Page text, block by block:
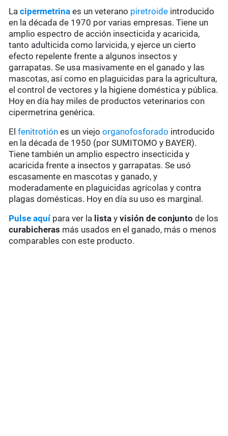
Lacipermetrinaes un veterano piretroide introducido
en la década de 1970 por varias empresas. Tiene un
amplio espectro de acción insecticida y acaricida,
tanto adulticida como larvicida, y ejerce un cierto
efecto repelente frente a algunos insectos y
garrapatas. Se usa masivamente en el ganado y las
mascotas, así como en plaguicidas para la agricultura,
el control de vectores y la higiene doméstica y pública.
Hoy en día hay miles de productos veterinarios con
cipermetrina genérica.
Elfenitrotión es un viejoorganofosforado introducido
en la década de 1950 (por SUMITOMO y BAYER).
Tiene también un amplio espectro insecticida y
acaricida frente a insectos y garrapatas. Se usó
escasamente en mascotas y ganado, y
moderadamente en plaguicidas agrícolas y contra
plagas domésticas. Hoy en día su uso es marginal.
Pulse aquípara ver la lista yvisión de conjunto de los
curabicheras más usados en el ganado, más o menos
comparables con este producto.